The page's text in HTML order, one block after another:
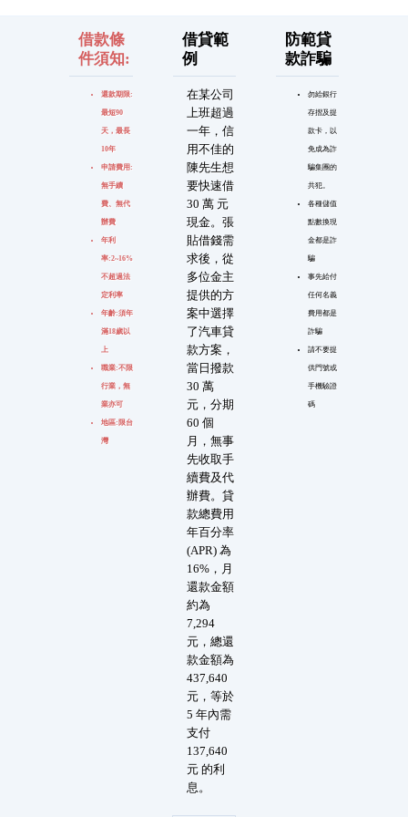
借款條
件須知:
還款期限:
最短90
天，最長
10年
申請費用:
無手續
費、無代
辦費
年利
率:2~16%
不超過法
定利率
年齡:須年
滿18歲以
上
職業:不限
行業，無
業亦可
地區:限台
灣
借貸範
例
在某公司
上班超過
一年，信
用不佳的
陳先生想
要快速借
30 萬 元
現金。張
貼借錢需
求後，從
多位金主
提供的方
案中選擇
了汽車貸
款方案，
當日撥款
30 萬
元，分期
60 個
月，無事
先收取手
續費及代
辦費。貸
款總費用
年百分率
(APR) 為
16%，月
還款金額
約為
7,294
元，總還
款金額為
437,640
元，等於
5 年內需
支付
137,640
元 的利
息。
防範貸
款詐騙
勿給銀行
存摺及提
款卡，以
免成為詐
騙集團的
共犯。
各種儲值
點數換現
金都是詐
騙
事先給付
任何名義
費用都是
詐騙
請不要提
供門號或
手機驗證
碼